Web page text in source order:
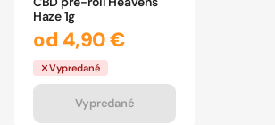
Haze 1g
od 4,90 €
Vypredané
Vypredané